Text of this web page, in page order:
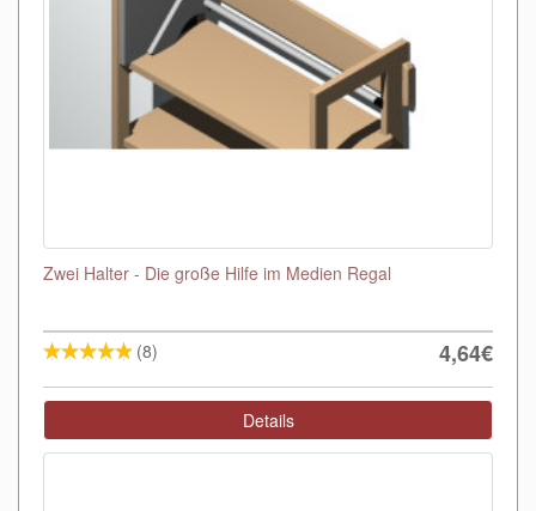
Zwei Halter - Die große Hilfe im Medien Regal
(8) 4,64€
Details